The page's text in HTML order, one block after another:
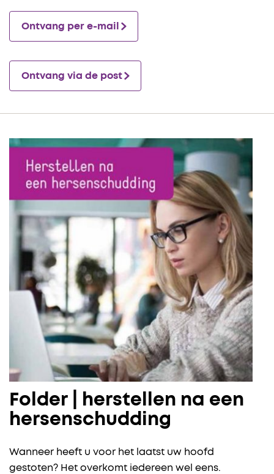
Ontvang per e-mail
Ontvang via de post
Folder | herstellen na een
hersenschudding
Wanneer heeft u voor het laatst uw hoofd
gestoten? Het overkomt iedereen wel eens.